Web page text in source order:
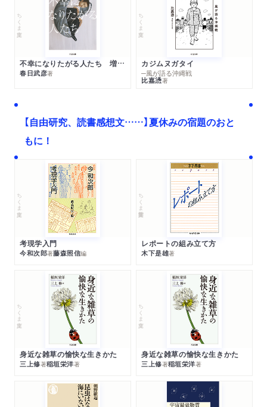
ちくま文庫
不幸になりたがる人たち 増補新版
春日武彦著
ちくま文庫
カジムヌガタイ
─風が語る沖縄戦
比嘉慂著
【自由研究、読書感想文……】夏休みの宿題のおと
もに！
ちくま文庫
考現学入門
今和次郎著藤森照信編
ちくま学芸文庫
レポートの組み立て方
木下是雄著
ちくま文庫
身近な雑草の愉快な生きかた
三上修著稲垣栄洋著
ちくま文庫
身近な雑草の愉快な生きかた
三上修著稲垣栄洋著